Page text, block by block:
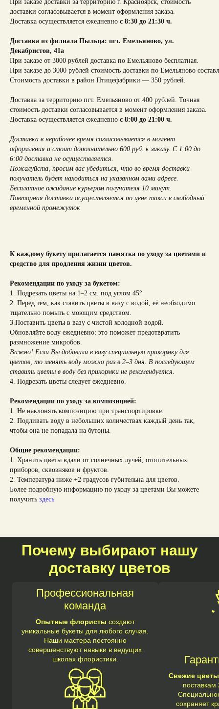
При заказе доставки за территорию г. Красноярск, стоимость
доставки согласовывается в момент оформления заказа.
Доставка осуществляется ежедневно с 8:30 до 21:30 ч.
Доставка из филиала Пыльца: пгт. Емельяново, ул.
Декабристов, 41а
При заказе от 3000 рублей доставка по Емельяново бесплатная.
При заказе до 3000 рублей стоимость доставки по Емельяново
Стоимость доставки в район Птицефабрики — 350 рублей.
Доставка за территорию пгт. Емельяново от 400 рублей. Точная
стоимость доставки согласовывается в момент оформления заказа.
Доставка осуществляется ежедневно с 8:00 до 21:00 ч.
Доставка в нерабочее время согласовывается в момент
оформления и стоит дополнительно 600 руб. к заказу. С 1:00 до
6:00 доставка не осуществляется.
Пожалуйста, просим вас убедиться, что во время доставки
получатель будет находиться на указанном вами адресе.
Бесплатное ожидание курьером получателя 10 минут.
Повторная доставка осуществляется по цене такси в свободный
временной промежуток
К каждому букету прилагается памятка по уходу за цветами и
средство для продления жизни цветов.
Рекомендации по уходу за букетом:
1. Подрезать цветы на 1–2 см. под углом 45°
2. Перед тем, как ставить цветы в вазу с водой, её необходимо
тщательно помыть с моющим средством.
3.Поставить цветы в вазу с чистой холодной водой.
Обновляйте воду ежедневно: это поможет предотвратить
размножение микробов.
Важно! Если Вы добавили в вазу специальную прикормку для
цветов, то менять воду можно раз в 2–3 дня. В последующем
ставить цветы в воду без прикормки не рекомендуется.
4. Подрезать цветы следует ежедневно.
Рекомендации по уходу за композицией:
1. Не наклонять композицию при транспортировке.
2. Подливать воду в небольших количествах каждый день так,
чтобы она не попадала на бутоны.
Общие рекомендации:
1. Хранить цветы вдали от солнечных лучей, отопительных
приборов, сквозняков и фруктов.
2. Температура ниже +2 градусов губительна для цветов.
Более подробную информацию по уходу за цветами Вы можете
получить здесь
Почему выбирают нашу
доставку цветов
Профессиональная
команда
Опытные флористы создают
уникальные букеты для любого случая.
Наши мастера постоянно
совершенствуют навыки в ведущих
школах флористики.
Свежие цветы
сохраняет